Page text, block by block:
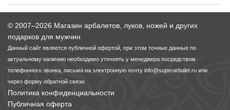
© 2007–2026 Магазин арбалетов, луков, ножей и других
подарков для мужчин
Данный сайт является публичной офертой, при этом точные данные по
актуальному наличию необходимо уточнять у менеджера посредством
телефонного звонка, письма на электронную почту info@superarbalet.ru или
через форму обратной связи.
Политика конфиденциальности
Публичная оферта